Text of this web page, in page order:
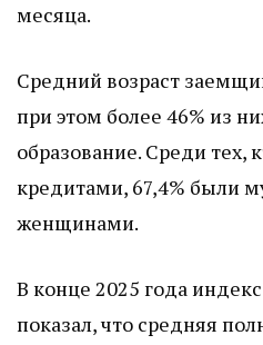
месяца.
Средний возраст
при этом более 46% из
образование. Среди тех,
кредитами, 67,4% были
женщинами.
В конце 2025 года
показал, что средняя